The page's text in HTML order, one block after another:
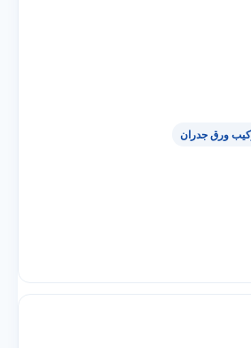
ورق جدران